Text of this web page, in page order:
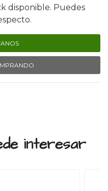
disponible. Puedes
interesar